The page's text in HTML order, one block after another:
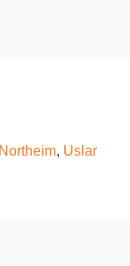
Northeim, Uslar